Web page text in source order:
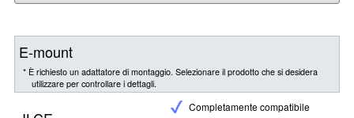
E-mount
* È richiesto un adattatore di montaggio. Selezionare il prodotto che si desidera
utilizzare per controllare i dettagli.
Completamente compatibile